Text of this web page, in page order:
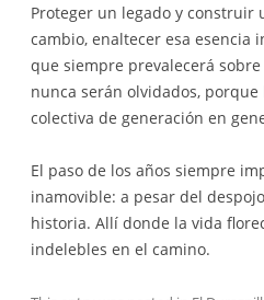
Proteger un legado y construir
cambio, enaltecer esa
que siempre prevalecerá
nunca serán olvidados,
colectiva de generación en
El paso de los años siempre
inamovible: a pesar del
historia. Allí donde la vida
indelebles en el camino.